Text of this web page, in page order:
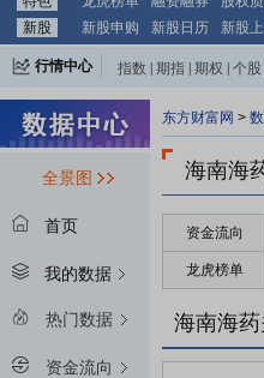
新股
新股申购 新股日历 新股
行情中心 指数 期指 期权 个股
全景图
首页
我的数据
热门数据
资金流向
东方财富网 >
海南海
资金流向
龙虎榜单
海南海